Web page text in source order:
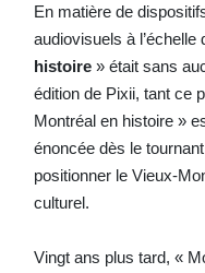
En matière de
audiovisuels à l’échelle
histoire» était sans
édition de Pixii, tant ce
Montréal en histoire »
énoncée dès le
positionner le Vieux-
culturel.
Vingt ans plus tard, «